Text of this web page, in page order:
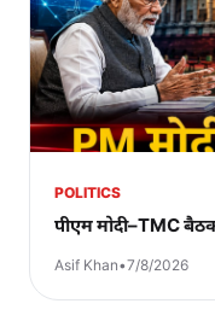
POLITICS
पीएम मोदी–TMC
Asif Khan•7/8/2026